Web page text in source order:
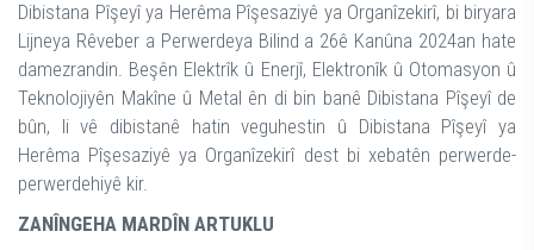
Dibistana Pîşeyî ya Herêma Pîşesaziyê ya Organîzekirî, bi biryara
Lijneya Rêveber a Perwerdeya Bilind a 26ê Kanûna 2024an hate
damezrandin. Beşên Elektrîk û Enerjî, Elektronîk û Otomasyon û
Teknolojiyên Makîne û Metal ên di bin banê Dibistana Pîşeyî de
bûn, li vê dibistanê hatin veguhestin û Dibistana Pîşeyî ya
Herêma Pîşesaziyê ya Organîzekirî dest bi xebatên perwerde-
perwerdehiyê kir.
ZANÎNGEHA MARDÎN ARTUKLU